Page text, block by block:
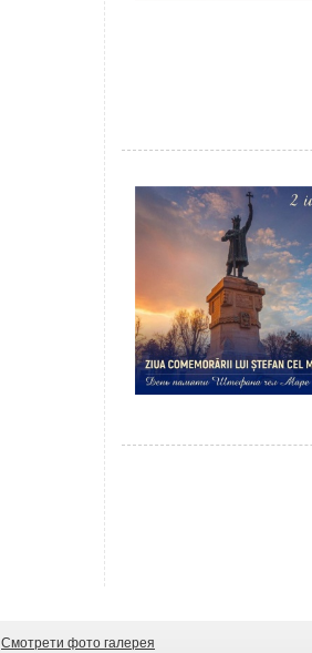
Смотрети фото галерея